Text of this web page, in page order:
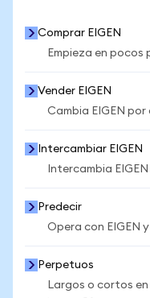
Comprar EIGEN
Empieza en pocos
Vender EIGEN
Cambia EIGEN
Intercambiar EIGEN
Intercambia
Predecir
Opera con EIGEN
Perpetuos
Largos o cortos